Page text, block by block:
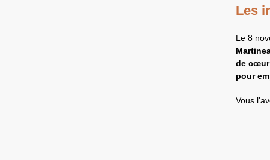
Les
Le 8
de cœur
pour
Vous